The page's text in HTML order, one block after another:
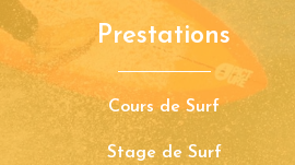
Prestations
Cours de Surf
Stage de Surf